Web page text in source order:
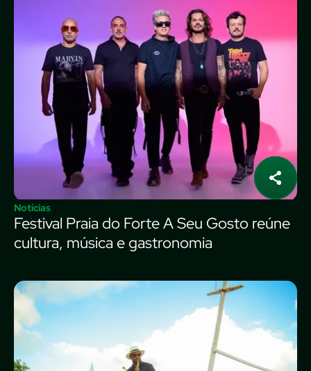
Notícias
Festival Praia do Forte A Seu Gosto reúne
cultura, música e gastronomia